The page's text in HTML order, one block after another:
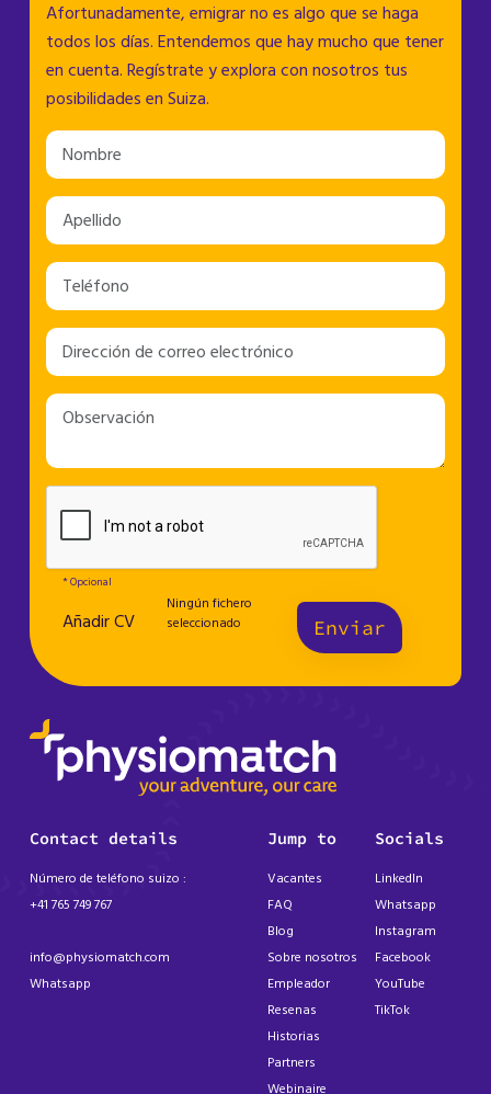
Afortunadamente, emigrar no es algo que se haga
todos los días. Entendemos que hay mucho que tener
en cuenta. Regístrate y explora con nosotros tus
posibilidades en Suiza.
Añadir CV
Ningún fichero
seleccionado
Enviar
* Opcional
Contact details
Número de teléfono suizo :
+41 765 749 767
info@physiomatch.com
Whatsapp
Jump to
Vacantes
FAQ
Blog
Sobre nosotros
Empleador
Resenas
Historias
Partners
Webinaire
Socials
LinkedIn
Whatsapp
Instagram
Facebook
YouTube
TikTok